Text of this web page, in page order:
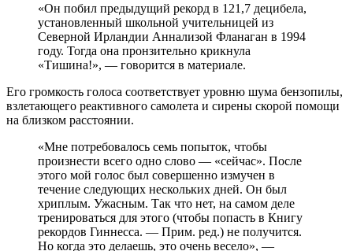
«Он побил предыдущий рекорд в 121,7 децибела,
установленный школьной учительницей из
Северной Ирландии Аннализой Фланаган в 1994
году. Тогда она пронзительно крикнула
«Тишина!», — говорится в материале.
Его громкость голоса соответствует уровню шума бензопилы,
взлетающего реактивного самолета и сирены скорой помощи
на близком расстоянии.
«Мне потребовалось семь попыток, чтобы
произнести всего одно слово — «сейчас». После
этого мой голос был совершенно измучен в
течение следующих нескольких дней. Он был
хриплым. Ужасным. Так что нет, на самом деле
тренироваться для этого (чтобы попасть в Книгу
рекордов Гиннесса. — Прим. ред.) не получится.
Но когда это делаешь, это очень весело», —